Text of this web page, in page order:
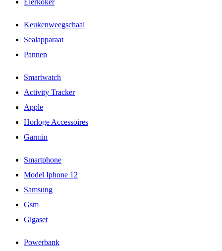
Eierkoker
Keukenweegschaal
Sealapparaat
Pannen
Smartwatch
Activity Tracker
Apple
Horloge Accessoires
Garmin
Smartphone
Model Iphone 12
Samsung
Gsm
Gigaset
Powerbank